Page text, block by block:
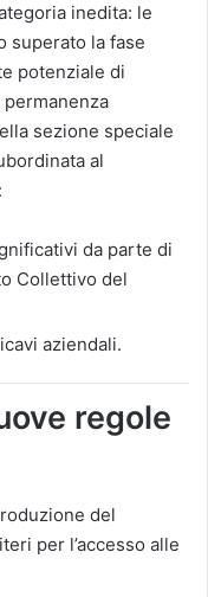
inedita: le
superato la fase
potenziale di
sezione speciale
al
da parte di
Collettivo del
aziendali​.
regole
del
per l’accesso alle